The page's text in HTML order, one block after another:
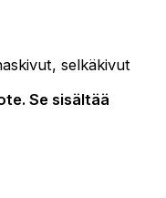
selkäkivut
Se sisältää